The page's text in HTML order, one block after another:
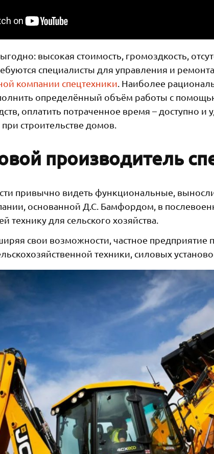
высокая стоимость, громоздкость,
специалисты для управления и
компании спецтехники. Наиболее
определённый объём работы с
оплатить потраченное время – доступно
строительстве домов.
производитель
привычно видеть функциональные,
основанной Д.С. Бамфордом, в
технику для сельского хозяйства.
свои возможности, частное предприятие
техники, силовых